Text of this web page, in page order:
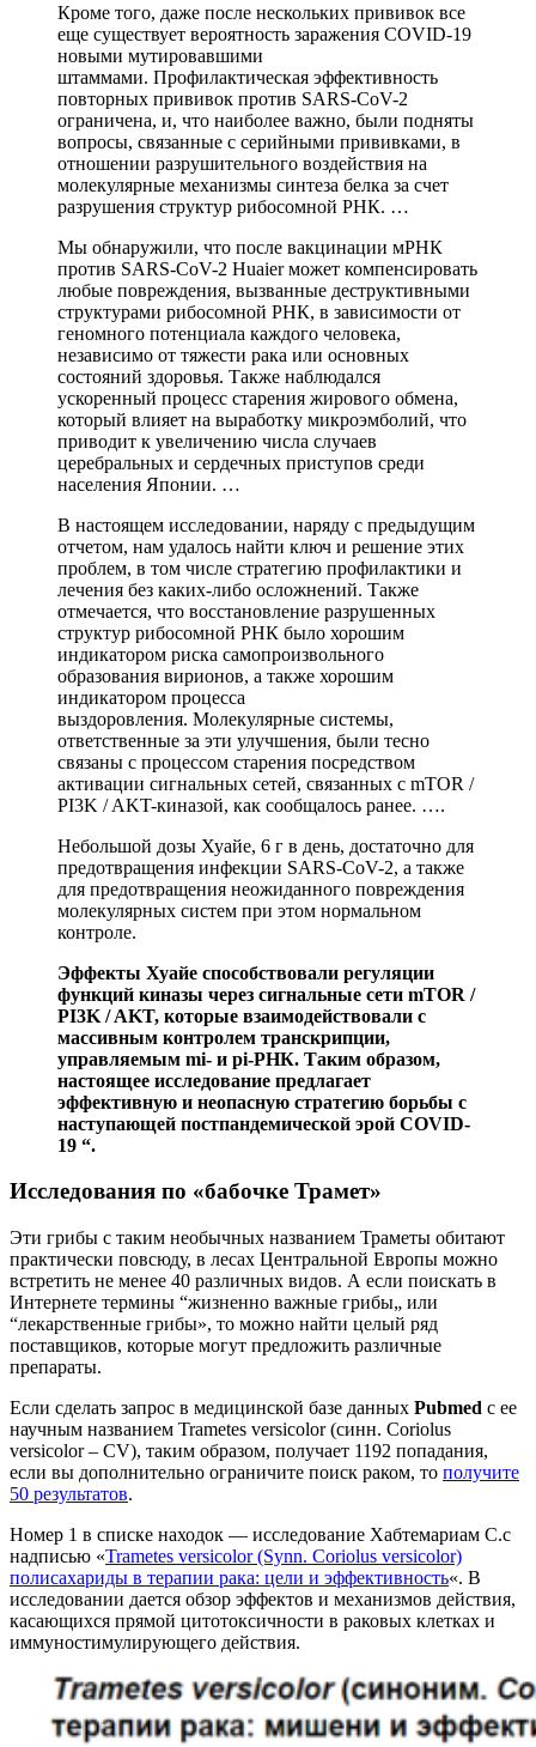
Кроме того, даже после нескольких прививок все
еще существует вероятность заражения COVID-19
новыми мутировавшими
штаммами. Профилактическая эффективность
повторных прививок против SARS-CoV-2
ограничена, и, что наиболее важно, были подняты
вопросы, связанные с серийными прививками, в
отношении разрушительного воздействия на
молекулярные механизмы синтеза белка за счет
разрушения структур рибосомной РНК. …
Мы обнаружили, что после вакцинации мРНК
против SARS-CoV-2 Huaier может компенсировать
любые повреждения, вызванные деструктивными
структурами рибосомной РНК, в зависимости от
геномного потенциала каждого человека,
независимо от тяжести рака или основных
состояний здоровья. Также наблюдался
ускоренный процесс старения жирового обмена,
который влияет на выработку микроэмболий, что
приводит к увеличению числа случаев
церебральных и сердечных приступов среди
населения Японии. …
В настоящем исследовании, наряду с предыдущим
отчетом, нам удалось найти ключ и решение этих
проблем, в том числе стратегию профилактики и
лечения без каких-либо осложнений. Также
отмечается, что восстановление разрушенных
структур рибосомной РНК было хорошим
индикатором риска самопроизвольного
образования вирионов, а также хорошим
индикатором процесса
выздоровления. Молекулярные системы,
ответственные за эти улучшения, были тесно
связаны с процессом старения посредством
активации сигнальных сетей, связанных с mTOR /
PI3K / AKT-киназой, как сообщалось ранее. ….
Небольшой дозы Хуайе, 6 г в день, достаточно для
предотвращения инфекции SARS-CoV-2, а также
для предотвращения неожиданного повреждения
молекулярных систем при этом нормальном
контроле.
Эффекты Хуайе способствовали регуляции
функций киназы через сигнальные сети mTOR /
PI3K / AKT, которые взаимодействовали с
массивным контролем транскрипции,
управляемым mi- и pi-РНК. Таким образом,
настоящее исследование предлагает
эффективную и неопасную стратегию борьбы с
наступающей постпандемической эрой COVID-
19 “.
Исследования по «бабочке Трамет»
Эти грибы с таким необычных названием Траметы обитают
практически повсюду, в лесах Центральной Европы можно
встретить не менее 40 различных видов. А если поискать в
Интернете термины “жизненно важные грибы„ или
“лекарственные грибы», то можно найти целый ряд
поставщиков, которые могут предложить различные
препараты.
Если сделать запрос в медицинской базе данных Pubmed с ее
научным названием Trametes versicolor (синн. Coriolus
versicolor – CV), таким образом, получает 1192 попадания,
если вы дополнительно ограничите поиск раком, то получите
50 результатов.
Номер 1 в списке находок — исследование Хабтемариам С.с
надписью «Trametes versicolor (Synn. Coriolus versicolor)
полисахариды в терапии рака: цели и эффективность«. В
исследовании дается обзор эффектов и механизмов действия,
касающихся прямой цитотоксичности в раковых клетках и
иммуностимулирующего действия.